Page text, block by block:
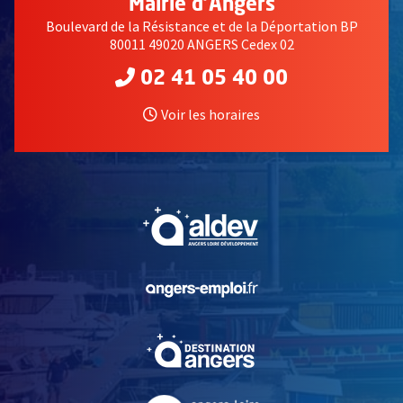
Mairie d'Angers
Boulevard de la Résistance et de la Déportation BP
80011 49020 ANGERS Cedex 02
02 41 05 40 00
Voir les horaires
, Ouvre une nouvelle